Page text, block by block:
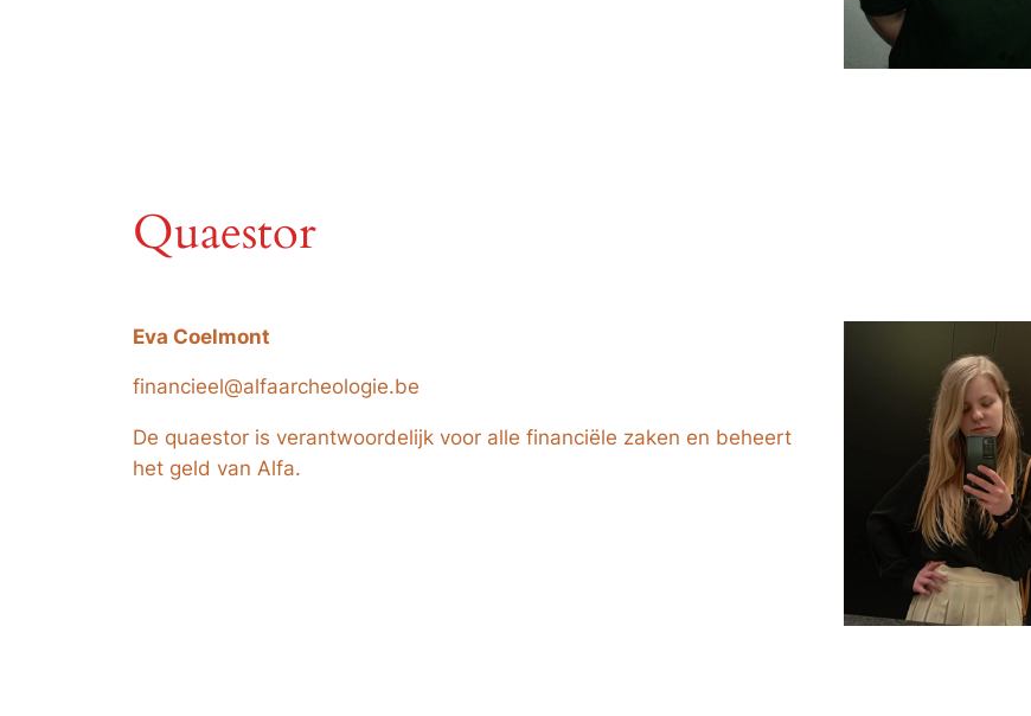
Quaestor
Eva Coelmont
financieel@alfaarcheologie.be
De quaestor is verantwoordelijk voor alle financiële zaken en beheert
het geld van Alfa.